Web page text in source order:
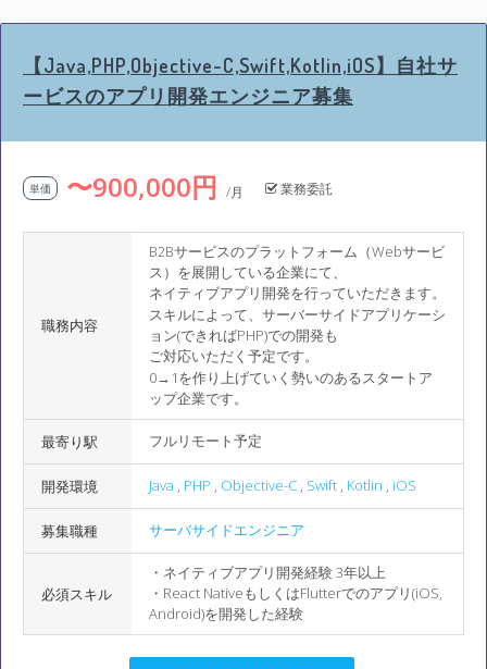
【Java,PHP,Objective-C,Swift,Kotlin,iOS】自社サ
ービスのアプリ開発エンジニア募集
単価 〜900,000円 /月 業務委託
職務内容
B2Bサービスのプラットフォーム（Webサービ
ス）を展開している企業にて、
ネイティブアプリ開発を行っていただきます。
スキルによって、サーバーサイドアプリケーシ
ョン(できればPHP)での開発も
ご対応いただく予定です。
0→1を作り上げていく勢いのあるスタートア
ップ企業です。
最寄り駅 フルリモート予定
開発環境 Java , PHP , Objective-C , Swift , Kotlin , iOS
募集職種 サーバサイドエンジニア
必須スキル
・ネイティブアプリ開発経験 3年以上
・React NativeもしくはFlutterでのアプリ(iOS,
Android)を開発した経験